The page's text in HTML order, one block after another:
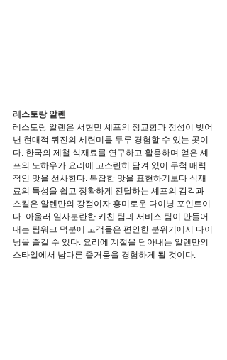
레스토랑 알렌
레스토랑 알렌은 서현민 셰프의 정교함과 정성이 빚어
낸 현대적 퀴진의 세련미를 두루 경험할 수 있는 곳이
다. 한국의 제철 식재료를 연구하고 활용하며 얻은 셰
프의 노하우가 요리에 고스란히 담겨 있어 무척 매력
적인 맛을 선사한다. 복잡한 맛을 표현하기보다 식재
료의 특성을 쉽고 정확하게 전달하는 셰프의 감각과
스킬은 알렌만의 강점이자 흥미로운 다이닝 포인트이
다. 아울러 일사분란한 키친 팀과 서비스 팀이 만들어
내는 팀워크 덕분에 고객들은 편안한 분위기에서 다이
닝을 즐길 수 있다. 요리에 계절을 담아내는 알렌만의
스타일에서 남다른 즐거움을 경험하게 될 것이다.